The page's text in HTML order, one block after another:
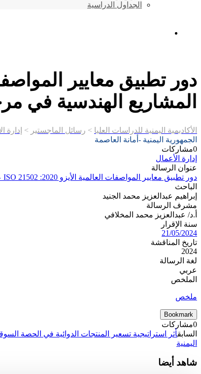
الجداول الدراسية
المشاريع الهندسية في
الأكاديمية اليمنية للدراسات العليا > رسائل الماجستير > إدارة
الجمهورية اليمنية -أمانة العاصمة
0مشاركات
إدارة الأعمال
عنوان الرسالة
دور تطبيق معايير المواصفات العالمية الأيزو 2020: ISO 21502 على مستوى نجاح إدارة المشاريع الهندسية في مرحلة إعادة الإعمار في الجمهورية اليمنية -أمانة العاصمة
الباحث
إبراهيم عبدالعزيز محمد الجنيد
مشرف الرسالة
أ.د/ عبدالعزيز محمد المخلافي
سنة الإقرار
21/05/2024
تاريخ المناقشة
2024
لغة الرسالة
عربي
الملخص
ملخص
Bookmark
0مشاركات
السابقأثر استراتيجية تسعير المنتجات الدوائية في الحصة
اليمنية
شاهد أيضا